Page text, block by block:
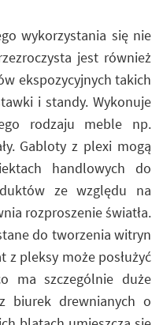
wykorzystania się nie
jest również
ekspozycyjnych takich
i standy. Wykonuje
rodzaju meble np.
Gabloty z plexi mogą
handlowych do
ze względu na
rozproszenie światła.
do tworzenia witryn
z pleksy może posłużyć
ma szczególnie duże
biurek drewnianych o